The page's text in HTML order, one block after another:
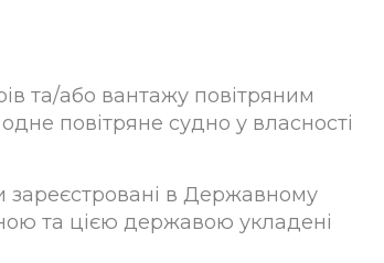
та/або вантажу повітряним
повітряне судно у власності
зареєстровані в Державному
та цією державою укладені